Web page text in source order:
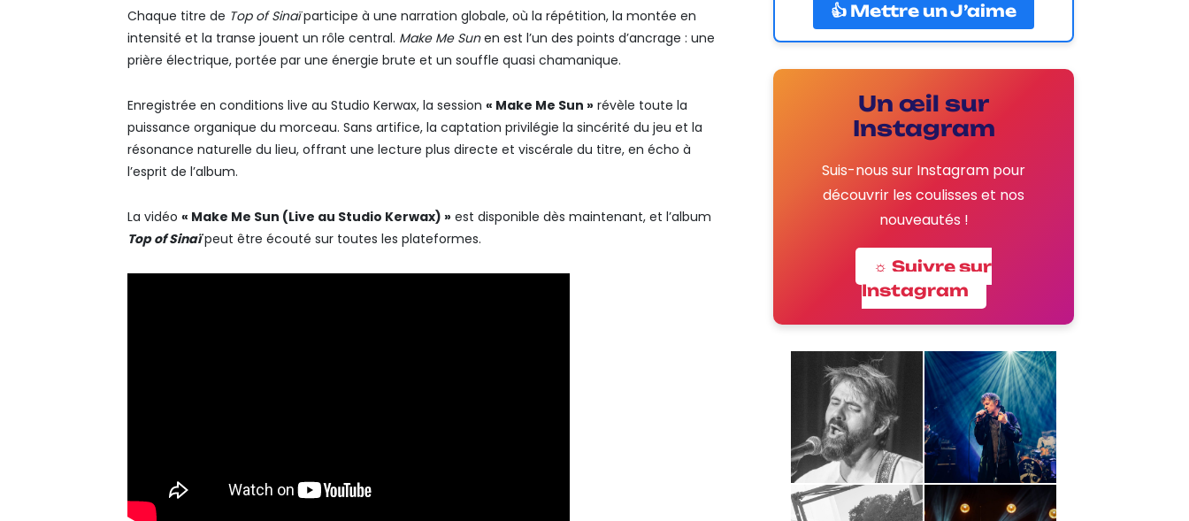
Chaque titre de Top of Sinaïparticipe à une narration globale, où la répétition, la montée en
intensité et la transe jouent un rôle central. Make Me Sunen est l’un des points d’ancrage : une
prière électrique, portée par une énergie brute et un souffle quasi chamanique.
Enregistrée en conditions live au Studio Kerwax, la session « Make Me Sun » révèle toute la
puissance organique du morceau. Sans artifice, la captation privilégie la sincérité du jeu et la
résonance naturelle du lieu, offrant une lecture plus directe et viscérale du titre, en écho à
l’esprit de l’album.
La vidéo « Make Me Sun (Live au Studio Kerwax) » est disponible dès maintenant, et l’album
Top of Sinaïpeut être écouté sur toutes les plateformes.
👍 Mettre un J’aime
Un œil sur
Instagram
Suis-nous sur Instagram pour
découvrir les coulisses et nos
nouveautés !
☼ Suivre sur
Instagram